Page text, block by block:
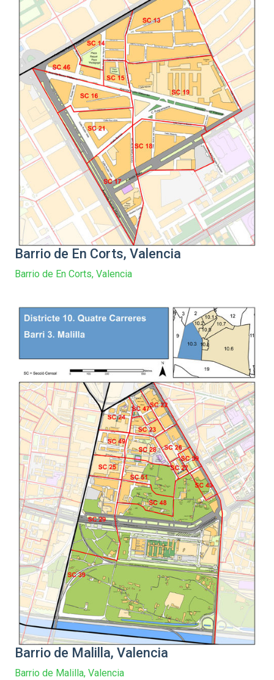
Barrio de En Corts, Valencia
Barrio de En Corts, Valencia
Barrio de Malilla, Valencia
Barrio de Malilla, Valencia